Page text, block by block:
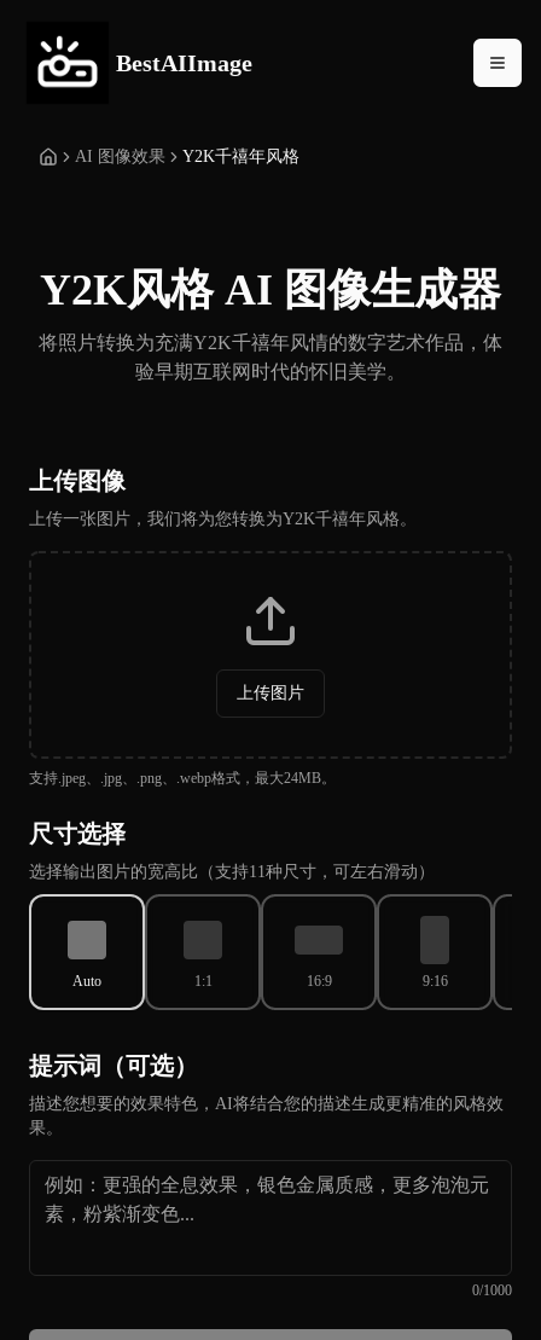
BestAIImage
AI 图像效果 Y2K千禧年风格
Y2K风格 AI 图像生成器
将照片转换为充满Y2K千禧年风情的数字艺术作品，体
验早期互联网时代的怀旧美学。
上传图像
上传一张图片，我们将为您转换为Y2K千禧年风格。
上传图片
支持.jpeg、.jpg、.png、.webp格式，最大24MB。
尺寸选择
选择输出图片的宽高比（支持11种尺寸，可左右滑动）
Auto 1:1 16:9 9:16
提示词（可选）
描述您想要的效果特色，AI将结合您的描述生成更精准的风格效
果。
0/1000